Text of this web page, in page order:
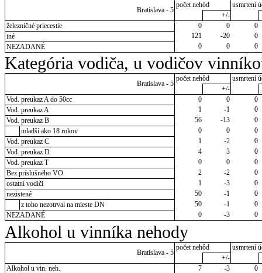
Bratislava - 5
počet nehôd
usmrtení
+/-
železničné priecestie
0 0
0
iné
121 -20
0
NEZADANÉ
0 0 0
Kategória vodiča, u vodičov
Bratislava - 5
počet nehôd
usmrtení
+/-
Vod. preukaz A do 50cc
0 0
0
Vod. preukaz A
1 -1
0
Vod. preukaz B
56 -13
0
mladší ako 18 rokov
0 0
0
Vod. preukaz C
1 -2
0
Vod. preukaz D
4 3
0
Vod. preukaz T
0 0
0
Bez príslušného VO
2 -2
0
ostatní vodiči
1 -3
0
nezistené
50 -1
0
z toho nezotrval na mieste DN
50 -1
0
NEZADANÉ
0 -3 0
Alkohol u vinníka nehody
Bratislava - 5
počet nehôd
usmrtení
+/-
Alkohol u vin. neh.
7 -3
0